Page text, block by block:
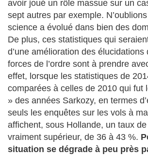
avoir joué un rôle massue sur un
sept autres par exemple.
science a évolué dans bien des
De plus, ces statistiques qui
d’une amélioration des élucidations
forces de l’ordre sont à prendre
effet, lorsque les statistiques de
comparées à celles de 2010 qui fut
» des années Sarkozy, en termes
seuls les enquêtes sur les vols à
affichent, sous Hollande, un taux
vraiment supérieur, de 36 à 43 %.
situation se dégrade à peu près